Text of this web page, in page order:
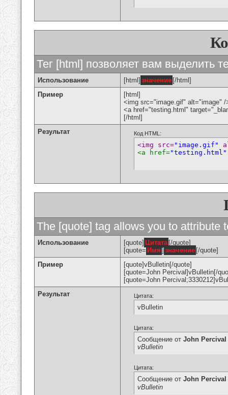
Тег [html] позволяет вам выделить
Использование [html] значение [/html]
Пример
[html]
<img src="image.gif" alt="image" /
<a href="testing.html"
[/html]
Результат
Код HTML:
<img src="image.gif"
<a href="testing.html"
The [quote] tag allows you to attribute
Использование [quote] Цитата [/quote]
[quote= Имя ] значение [/quote]
Пример
[quote]vBulletin[/quote]
[quote=John Percival]vBulletin[/
[quote=John
Результат
Цитата:
vBulletin
Цитата:
Сообщение от John Percival
vBulletin
Цитата:
Сообщение от John Percival
vBulletin